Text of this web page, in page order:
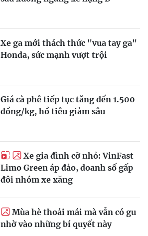
Xe ga mới thách thức "vua tay ga"
Honda, sức mạnh vượt trội
Giá cà phê tiếp tục tăng đến 1.500
đồng/kg, hồ tiêu giảm sâu
Xe gia đình cỡ nhỏ: VinFast
Limo Green áp đảo, doanh số gấp
đôi nhóm xe xăng
Mùa hè thoải mái mà vẫn có gu
nhờ vào những bí quyết này